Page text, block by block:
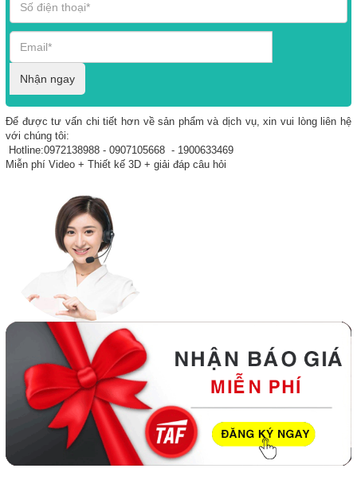
Nhận ngay
Để được tư vấn chi tiết hơn về sản phẩm và dịch vụ, xin vui lòng liên hệ
với chúng tôi:
Hotline:0972138988 - 0907105668 - 1900633469
Miễn phí Video + Thiết kế 3D + giải đáp câu hỏi